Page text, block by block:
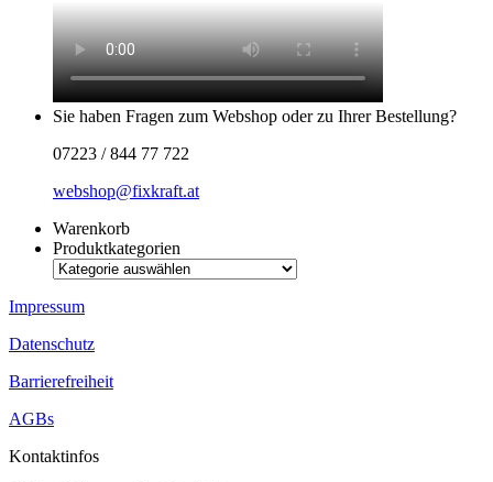
Sie haben Fragen zum Webshop oder zu Ihrer Bestellung?
07223 / 844 77 722
webshop@fixkraft.at
Warenkorb
Produktkategorien
Impressum
Datenschutz
Barrierefreiheit
AGBs
Kontaktinfos